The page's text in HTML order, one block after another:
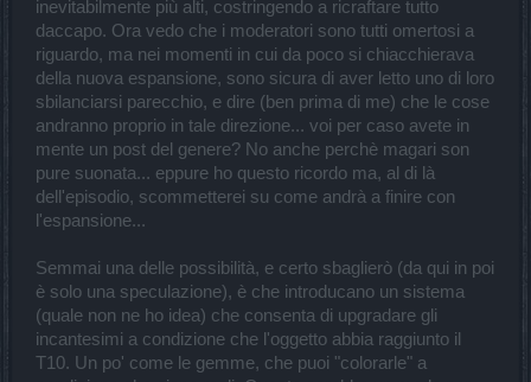
inevitabilmente più alti, costringendo a ricraftare tutto
daccapo. Ora vedo che i moderatori sono tutti omertosi a
riguardo, ma nei momenti in cui da poco si chiacchierava
della nuova espansione, sono sicura di aver letto uno di loro
sbilanciarsi parecchio, e dire (ben prima di me) che le cose
andranno proprio in tale direzione... voi per caso avete in
mente un post del genere? No anche perchè magari son
pure suonata... eppure ho questo ricordo ma, al di là
dell'episodio, scommetterei su come andrà a finire con
l'espansione...
Semmai una delle possibilità, e certo sbaglierò (da qui in poi
è solo una speculazione), è che introducano un sistema
(quale non ne ho idea) che consenta di upgradare gli
incantesimi a condizione che l'oggetto abbia raggiunto il
T10. Un po' come le gemme, che puoi "colorarle" a